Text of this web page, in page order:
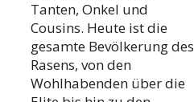
Tanten, Onkel und
Cousins. Heute ist die
gesamte Bevölkerung des
Rasens, von den
Wohlhabenden über die